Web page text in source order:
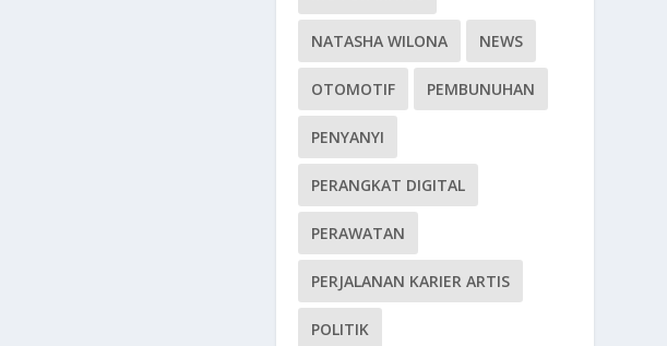
NATASHA WILONA NEWS
OTOMOTIF PEMBUNUHAN
PENYANYI
PERANGKAT DIGITAL
PERAWATAN
PERJALANAN KARIER ARTIS
POLITIK